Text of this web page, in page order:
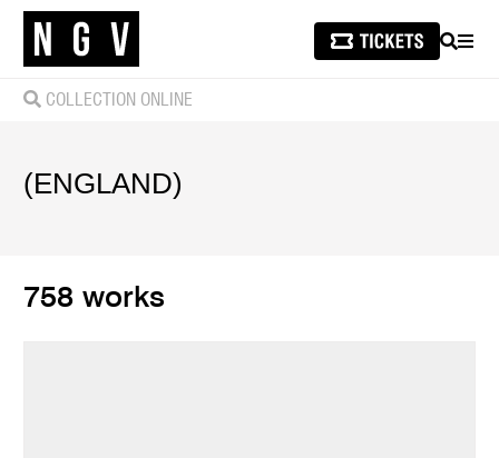
SEARCH
COLLECTION ONLINE
(ENGLAND)
758 works